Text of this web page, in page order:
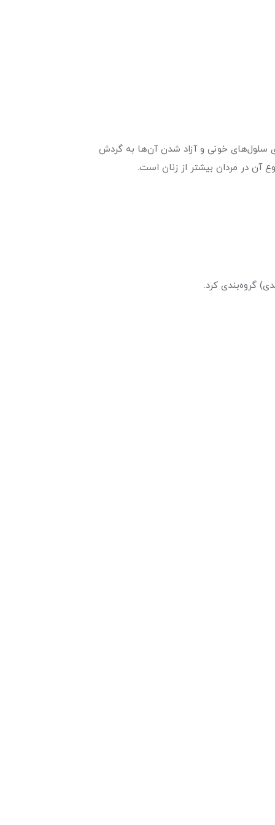
سلول‌های خونی و آزاد شدن آن‌ها به گردش
گروه‌بندی کرد.